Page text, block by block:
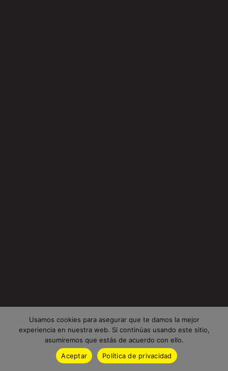
Usamos cookies para asegurar que te damos la mejor
experiencia en nuestra web. Si continúas usando este sitio,
asumiremos que estás de acuerdo con ello.
Aceptar
Política de privacidad